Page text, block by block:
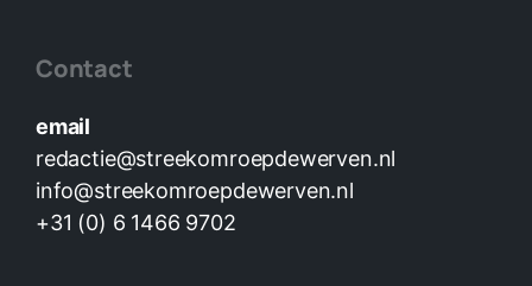
Contact
email
redactie@streekomroepdewerven.nl
info@streekomroepdewerven.nl
+31 (0) 6 1466 9702